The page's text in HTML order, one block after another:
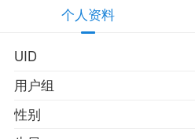
个人资料
UID
用户组
性别